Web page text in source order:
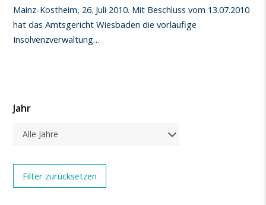
Mainz-Kostheim, 26. Juli 2010. Mit Beschluss vom 13.07.2010
hat das Amtsgericht Wiesbaden die vorläufige
Insolvenzverwaltung…
Jahr
Alle Jahre